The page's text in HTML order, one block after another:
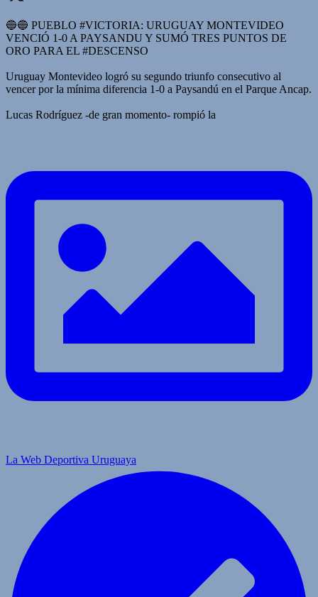
🔵🔵 PUEBLO #VICTORIA: URUGUAY MONTEVIDEO
VENCIÓ 1-0 A PAYSANDU Y SUMÓ TRES PUNTOS DE
ORO PARA EL #DESCENSO
Uruguay Montevideo logró su segundo triunfo consecutivo al
vencer por la mínima diferencia 1-0 a Paysandú en el Parque Ancap.
Lucas Rodríguez -de gran momento- rompió la
La Web Deportiva Uruguaya